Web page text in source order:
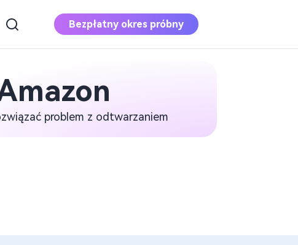
Apple Music
Pobierz Apple Music do MP3
Bezpłatny okres próbny
problem z odtwarzaniem